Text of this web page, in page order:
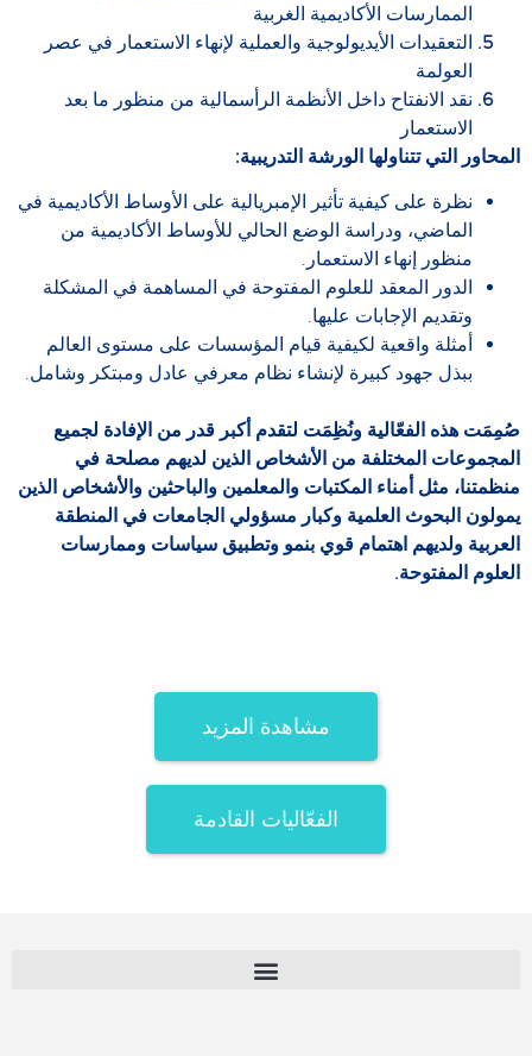
الممارسات الأكاديمية الغربية
التعقيدات الأيديولوجية والعملية لإنهاء الاستعمار في عصر
العولمة
نقد الانفتاح داخل الأنظمة الرأسمالية من منظور ما بعد
الاستعمار
المحاور التي تتناولها الورشة التدريبية:
نظرة على كيفية تأثير الإمبريالية على الأوساط الأكاديمية في
الماضي، ودراسة الوضع الحالي للأوساط الأكاديمية من
منظور إنهاء الاستعمار.
الدور المعقد للعلوم المفتوحة في المساهمة في المشكلة
وتقديم الإجابات عليها.
أمثلة واقعية لكيفية قيام المؤسسات على مستوى العالم
ببذل جهود كبيرة لإنشاء نظام معرفي عادل ومبتكر وشامل.
صُمِمَت هذه الفعّالية ونُظِمَت لتقدم أكبر قدر من الإفادة لجميع
المجموعات المختلفة من الأشخاص الذين لديهم مصلحة في
منظمتنا، مثل أمناء المكتبات والمعلمين والباحثين والأشخاص الذين
يمولون البحوث العلمية وكبار مسؤولي الجامعات في المنطقة
العربية ولديهم اهتمام قوي بنمو وتطبيق سياسات وممارسات
العلوم المفتوحة.
مشاهدة المزيد
الفعّاليات القادمة